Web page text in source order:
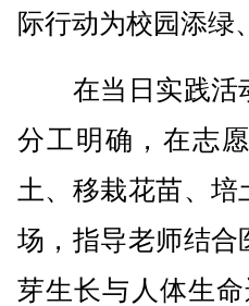
际行动为校园添绿
在当日实践活
分工明确，在志
土、移栽花苗、
场，指导老师结合
芽生长与人体生